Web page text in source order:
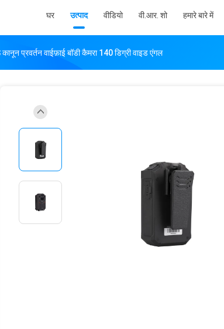
घर उत्पाद वीडियो वी.आर. शो हमारे बारे में
प्रवर्तन वाईफ़ाई बॉडी कैमरा 140 डिग्री वाइड एंगल